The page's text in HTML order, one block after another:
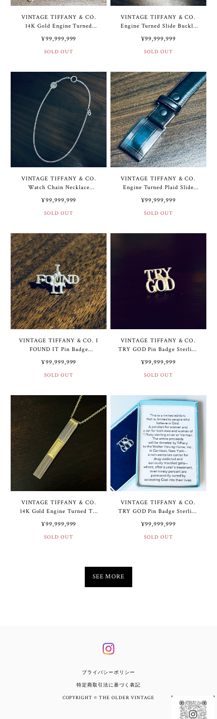
VINTAGE TIFFANY & CO.
14K Gold Engine Turned
Belt 44” | ヴィンテージ ティ
ファニー 14K ゴールド エン
ト 44インチ
¥99,999,999
SOLD OUT
VINTAGE TIFFANY & CO.
Engine Turned Slide Buckle
Leather Belt 40” | ヴィンテ
ージ ティファニー エンジン
ック グローブ レザー ベルト
40インチ
¥99,999,999
SOLD OUT
VINTAGE TIFFANY & CO.
Watch Chain Necklace
Sterling Silver | ヴィンテー
ジ ティファニー ウォッチ チ
ェーン ネックレス スターリ
¥99,999,999
SOLD OUT
VINTAGE TIFFANY & CO.
Engine Turned Plaid Slide
Buckle Sterling Silver /
Black Calf Leather Belt 36” |
ヴィンテージ ティファニー
¥99,999,999
SOLD OUT
VINTAGE TIFFANY & CO. I
FOUND IT Pin Badge
Sterling Silver Deadstock |
ヴィンテージ ティファニー
I FOUND IT ピン バッジ ス
¥99,999,999
SOLD OUT
VINTAGE TIFFANY & CO.
TRY GOD Pin Badge Sterling
Silver | ヴィンテージ ティフ
ァニー TRY GOD ピン バッ
ジ スターリング シルバー
¥99,999,999
SOLD OUT
VINTAGE TIFFANY & CO.
14K Gold Engine Turned Tie
ヴィンテージ ティファニー
14K ゴールド エンジンター
¥99,999,999
SOLD OUT
VINTAGE TIFFANY & CO.
TRY GOD Pin Badge Sterling
ージ ティファニー TRY
GOD ピン バッジ デッドス
¥99,999,999
SOLD OUT
SEE MORE
プライバシーポリシー
特定商取引法に基づく表記
COPYRIGHT © THE OLDER VINTAGE